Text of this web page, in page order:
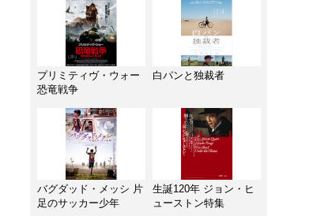
プリミティヴ・ウォー
恐竜戦争
白パンと独裁者
バグダッド・メッシ 片
足のサッカー少年
生誕120年 ジョン・ヒ
ューストン特集